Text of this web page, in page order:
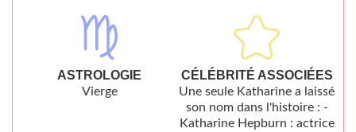
ASTROLOGIE
Vierge
CÉLÉBRITÉ ASSOCIÉES
Une seule Katharine a laissé
son nom dans l'histoire : -
Katharine Hepburn : actrice